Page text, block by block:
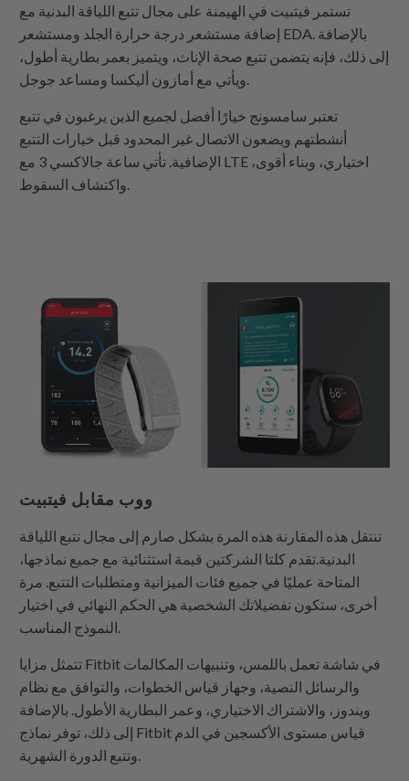
تستمر فيتبيت في الهيمنة على مجال تتبع اللياقة البدنية مع
إضافة مستشعر درجة حرارة الجلد ومستشعر EDA. بالإضافة
إلى ذلك، فإنه يتضمن تتبع صحة الإناث، ويتميز بعمر بطارية أطول،
ويأتي مع أمازون أليكسا ومساعد جوجل.
تعتبر سامسونج خيارًا أفضل لجميع الذين يرغبون في تتبع
أنشطتهم ويضعون الاتصال غير المحدود قبل خيارات التتبع
الإضافية. تأتي ساعة جالاكسي 3 مع LTE اختياري، وبناء أقوى،
واكتشاف السقوط.
ووب مقابل فيتبيت
تنتقل هذه المقارنة هذه المرة بشكل صارم إلى مجال تتبع اللياقة
البدنية.تقدم كلتا الشركتين قيمة استثنائية مع جميع نماذجها،
المتاحة عمليًا في جميع فئات الميزانية ومتطلبات التتبع. مرة
أخرى، ستكون تفضيلاتك الشخصية هي الحكم النهائي في اختيار
تتمثل مزايا Fitbit في شاشة تعمل باللمس، وتنبيهات المكالمات
والرسائل النصية، وجهاز قياس الخطوات، والتوافق مع نظام
ويندوز، والاشتراك الاختياري، وعمر البطارية الأطول. بالإضافة
إلى ذلك، توفر نماذج Fitbit قياس مستوى الأكسجين في الدم